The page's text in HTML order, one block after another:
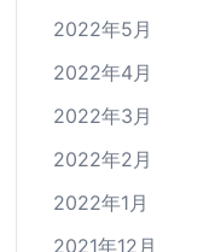
2022年5月
2022年4月
2022年3月
2022年2月
2022年1月
2021年12月